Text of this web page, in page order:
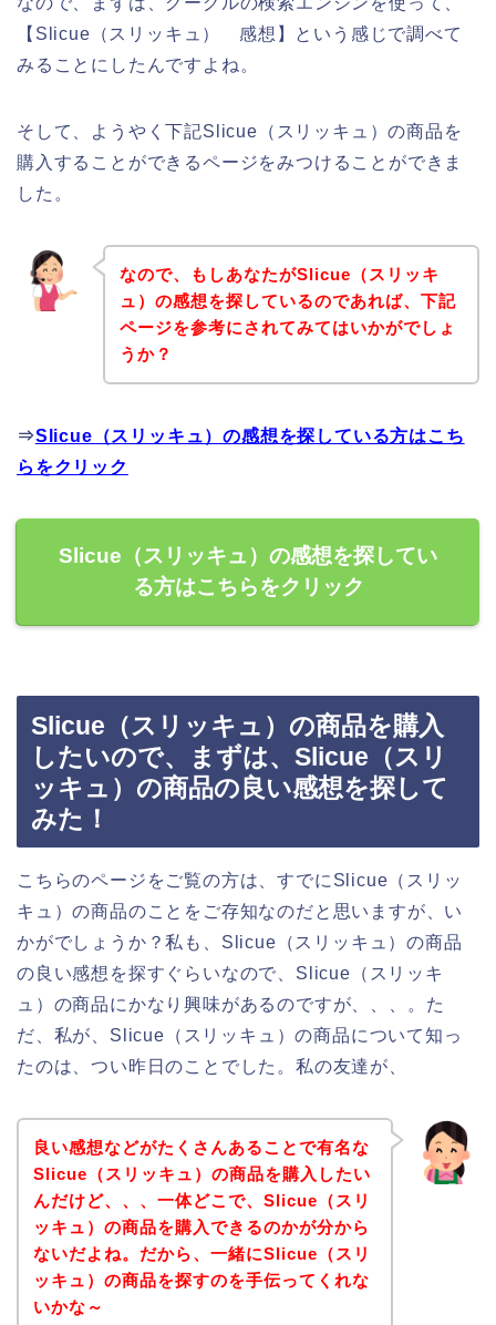
【Slicue（スリッキュ） 感想】という感じで調べて
みることにしたんですよね。
そして、ようやく下記Slicue（スリッキュ）の商品を
購入することができるページをみつけることができま
した。
なので、もしあなたがSlicue（スリッキ
ュ）の感想を探しているのであれば、下記
ページを参考にされてみてはいかがでしょ
うか？
⇒Slicue（スリッキュ）の感想を探している方はこち
らをクリック
Slicue（スリッキュ）の感想を探してい
る方はこちらをクリック
Slicue（スリッキュ）の商品を購入
したいので、まずは、Slicue（スリ
ッキュ）の商品の良い感想を探して
みた！
こちらのページをご覧の方は、すでにSlicue（スリッ
キュ）の商品のことをご存知なのだと思いますが、い
かがでしょうか？私も、Slicue（スリッキュ）の商品
の良い感想を探すぐらいなので、Slicue（スリッキ
ュ）の商品にかなり興味があるのですが、、、。た
だ、私が、Slicue（スリッキュ）の商品について知っ
たのは、つい昨日のことでした。私の友達が、
良い感想などがたくさんあることで有名な
Slicue（スリッキュ）の商品を購入したい
んだけど、、、一体どこで、Slicue（スリ
ッキュ）の商品を購入できるのかが分から
ないだよね。だから、一緒にSlicue（スリ
ッキュ）の商品を探すのを手伝ってくれな
いかな～